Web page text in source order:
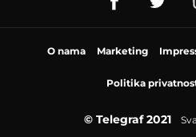
O nama Marketing
Politika
© Telegraf 2021